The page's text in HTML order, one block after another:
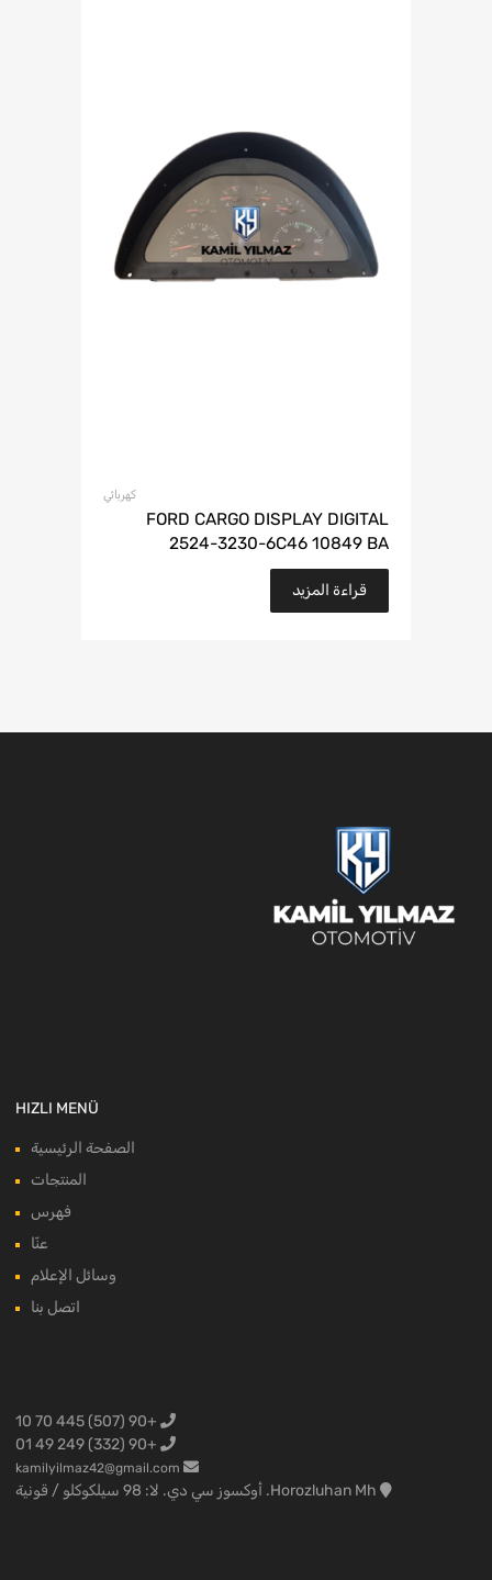
كهربائي
FORD CARGO DISPLAY DIGITAL
2524-3230-6C46 10849 BA
قراءة المزيد
HIZLI MENÜ
الصفحة الرئيسية
المنتجات
فهرس
عنّا
وسائل الإعلام
اتصل بنا
+90 (507) 445 70 10
+90 (332) 249 49 01
kamilyilmaz42@gmail.com
Horozluhan Mh. أوكسوز سي دي. لا: 98 سيلكوكلو / قونية